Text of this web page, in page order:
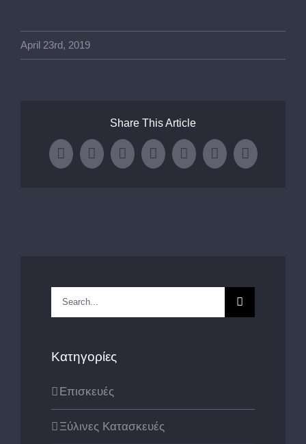
April 23rd, 2019
Share This Article
Facebook
X LinkedInWhatsApp
TumblrPinterestEmail
Search
for:
Κατηγορίες
Επισκευές
Ξύλινες Κατασκευές